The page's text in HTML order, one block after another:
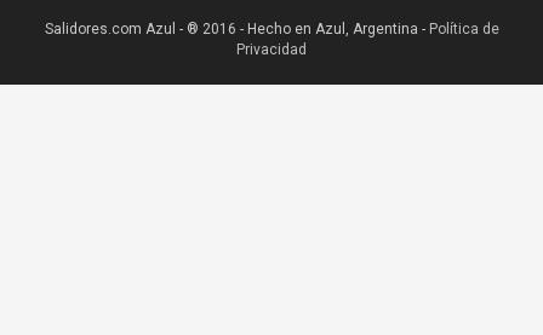
Salidores.com Azul - ® 2016 - Hecho en Azul, Argentina - Política de
Privacidad